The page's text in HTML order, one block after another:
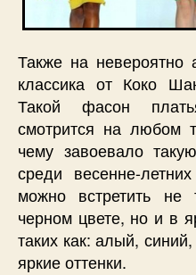
Также на невероятно
классика от Коко
Такой фасон
смотрится на любом
чему завоевало
среди весенне-
можно встретить не
черном цвете, но и в
таких как: алый,
яркие оттенки.